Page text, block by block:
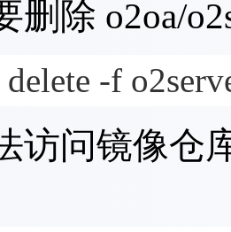
删除 o2oa/
-f
访问镜像仓